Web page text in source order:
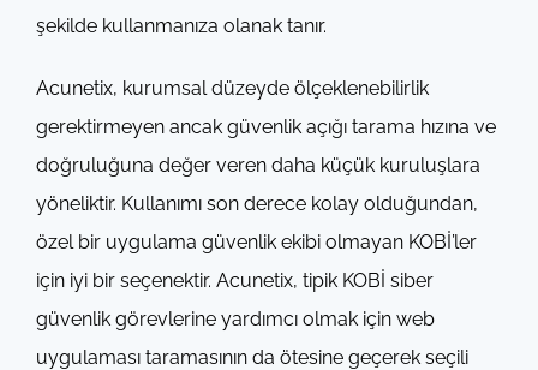
şekilde kullanmanıza olanak tanır.
Acunetix, kurumsal düzeyde ölçeklenebilirlik
gerektirmeyen ancak güvenlik açığı tarama hızına ve
doğruluğuna değer veren daha küçük kuruluşlara
yöneliktir. Kullanımı son derece kolay olduğundan,
özel bir uygulama güvenlik ekibi olmayan KOBİ’ler
için iyi bir seçenektir. Acunetix, tipik KOBİ siber
güvenlik görevlerine yardımcı olmak için web
uygulaması taramasının da ötesine geçerek seçili